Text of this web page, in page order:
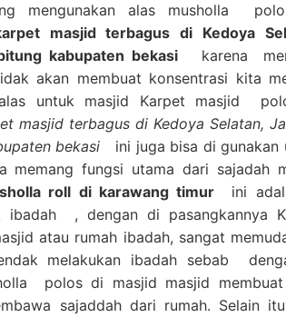
mengunakan alas musholla
masjid terbagus di Kedoya
kabupaten bekasikarena
akan membuat konsentrasi kita
untuk masjid Karpet masjid
masjid terbagus di Kedoya Selatan,
bekasi ini juga bisa di gunakan
fungsi utama dari sajadah
roll di karawang timur ini
ibadah , dengan di pasangkannya
atau rumah ibadah, sangat
melakukan ibadah sebab
polos di masjid masjid
sajaddah dari rumah. Selain